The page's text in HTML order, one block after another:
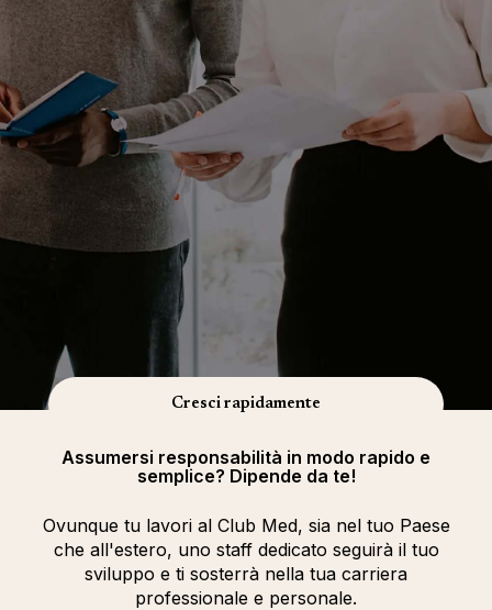
Cresci rapidamente
Assumersi responsabilità in modo rapido e
semplice? Dipende da te!
Ovunque tu lavori al Club Med, sia nel tuo Paese
che all'estero, uno staff dedicato seguirà il tuo
sviluppo e ti sosterrà nella tua carriera
professionale e personale.